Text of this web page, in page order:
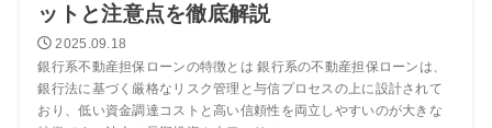
ットと注意点を徹底解説
2025.09.18
銀行系不動産担保ローンの特徴とは 銀行系の不動産担保ローンは、
銀行法に基づく厳格なリスク管理と与信プロセスの上に設計されて
おり、低い資金調達コストと高い信頼性を両立しやすいのが大きな